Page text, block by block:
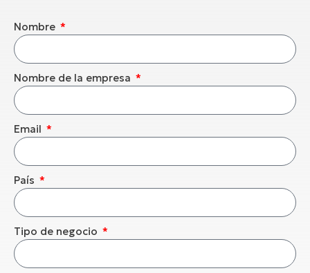
Nombre
Nombre de la empresa
Email
País
Tipo de negocio